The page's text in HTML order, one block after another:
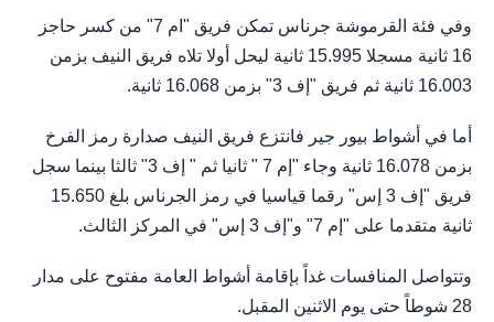
وفي فئة القرموشة جرناس تمكن فريق "ام 7" من كسر حاجز
16 ثانية مسجلا 15.995 ثانية ليحل أولا تلاه فريق النيف بزمن
16.003 ثانية ثم فريق "إف 3" بزمن 16.068 ثانية.
أما في أشواط بيور جير فانتزع فريق النيف صدارة رمز الفرخ
بزمن 16.078 ثانية وجاء "إم 7 " ثانيا ثم " إف 3" ثالثا بينما سجل
فريق "إف 3 إس" رقما قياسيا في رمز الجرناس بلغ 15.650
ثانية متقدما على "إم 7" و"إف 3 إس" في المركز الثالث.
وتتواصل المنافسات غداً بإقامة أشواط العامة مفتوح على مدار
28 شوطاً حتى يوم الاثنين المقبل.